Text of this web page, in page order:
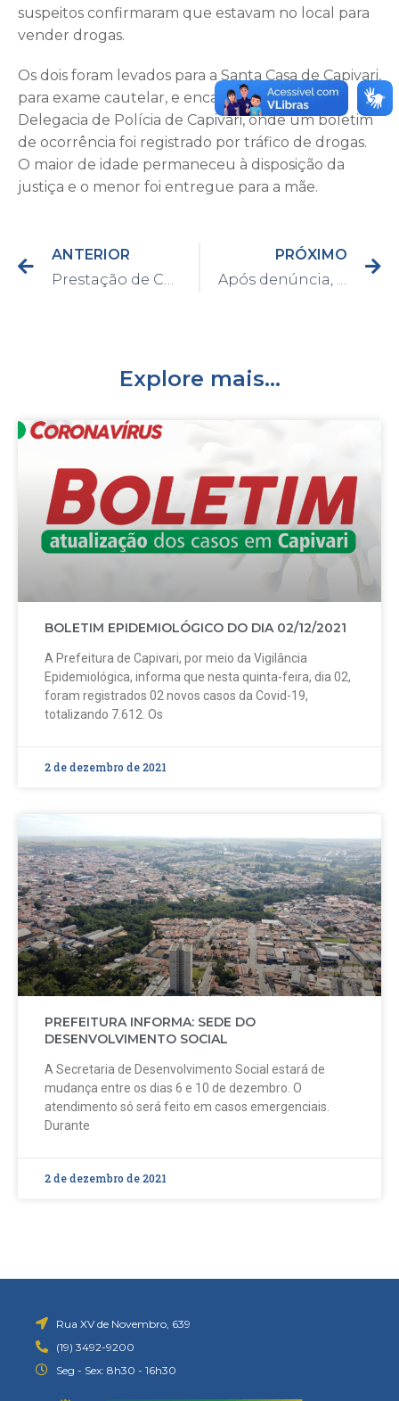
suspeitos confirmaram que estavam no local para
vender drogas.
Os dois foram levados para a Santa Casa de Capivari,
para exame cautelar, e encaminhados para a
Delegacia de Polícia de Capivari, onde um boletim
de ocorrência foi registrado por tráfico de drogas.
O maior de idade permaneceu à disposição da
justiça e o menor foi entregue para a mãe.
ANTERIOR
Prestação de Contas da Saúde: primeiros 100 dias foi de reestruturação e organização
PRÓXIMO
Após denúncia, Guarda Civil de Capivari prende um suspeito e apreende drogas no Moreto
Explore mais...
BOLETIM EPIDEMIOLÓGICO DO DIA 02/12/2021
A Prefeitura de Capivari, por meio da Vigilância
Epidemiológica, informa que nesta quinta-feira, dia 02,
foram registrados 02 novos casos da Covid-19,
totalizando 7.612. Os
2 de dezembro de 2021
PREFEITURA INFORMA: SEDE DO
DESENVOLVIMENTO SOCIAL
A Secretaria de Desenvolvimento Social estará de
mudança entre os dias 6 e 10 de dezembro. O
atendimento só será feito em casos emergenciais.
Durante
2 de dezembro de 2021
Rua XV de Novembro, 639
(19) 3492-9200
Seg - Sex: 8h30 - 16h30